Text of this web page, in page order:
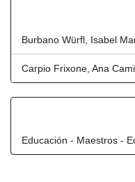
Burbano Würfl, Isabel
Carpio Frixone, Ana
Educación - Maestros -